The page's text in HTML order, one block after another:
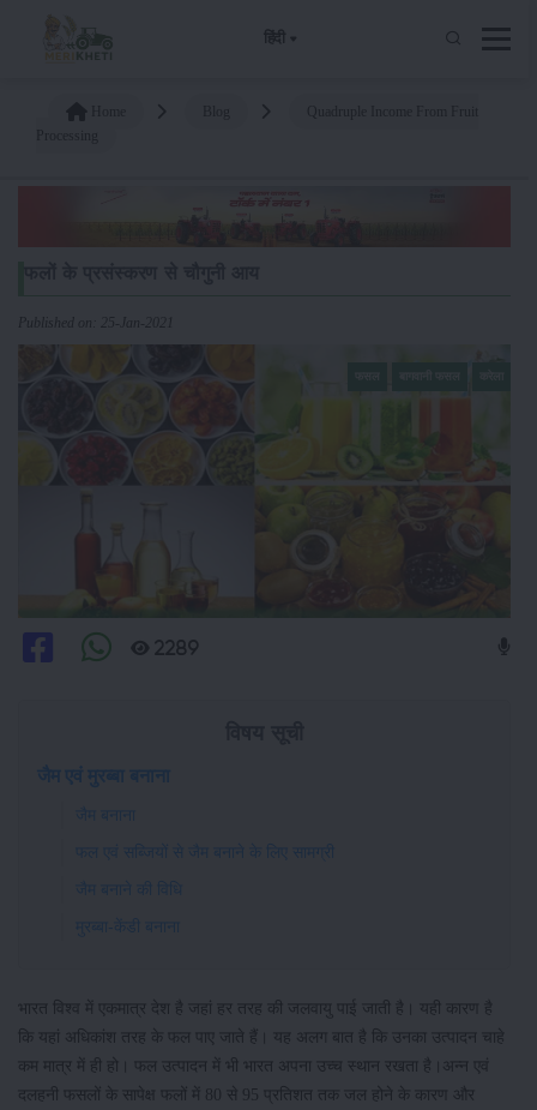
हिंदी
Published on: 25-Jan-2021
2289
जैम एवं मुरब्बा बनाना
जैम बनाना
फल एवं सब्जियों से जैम बनाने के लिए सामग्री
जैम बनाने की विधि
मुरब्बा-केंडी बनाना
भारत विश्व में एकमात्र देश है जहां हर तरह की जलवायु पाई जाती है। यही कारण है
कि यहां अधिकांश तरह के फल पाए जाते हैं। यह अलग बात है कि उनका उत्पादन चाहे
कम मात्र में ही हो। फल उत्पादन में भी भारत अपना उच्च स्थान रखता है।अन्न एवं
दलहनी फसलों के सापेक्ष फलों में 80 से 95 प्रतिशत तक जल होने के कारण और